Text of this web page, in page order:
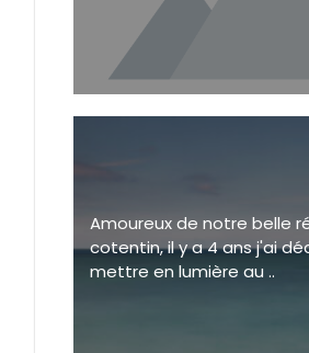
Amoureux de notre belle
cotentin, il y a 4 ans j'ai
mettre en lumière au ..